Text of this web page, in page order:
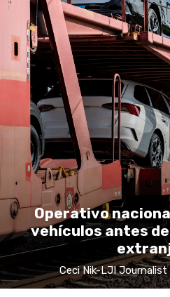
Operativo
vehículos antes
Ceci Nik-LJI Journalist